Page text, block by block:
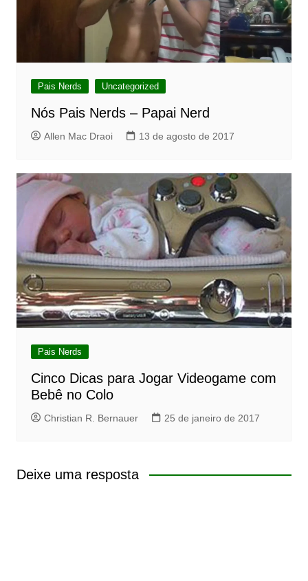
Pais Nerds Uncategorized
Nós Pais Nerds – Papai Nerd
Allen Mac Draoi 13 de agosto de 2017
Pais Nerds
Cinco Dicas para Jogar Videogame com
Bebê no Colo
Christian R. Bernauer 25 de janeiro de 2017
Deixe uma resposta